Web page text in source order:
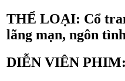
THỂ LOẠI: Cổ
lãng mạn, ngôn
DIỄN VIÊN PHIM: